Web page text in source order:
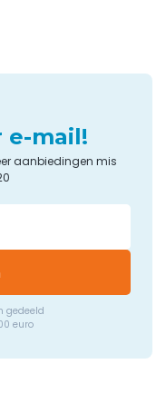
e-mail!
aanbiedingen mis
gedeeld
euro